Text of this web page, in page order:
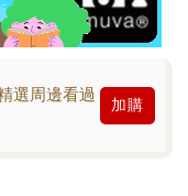
選周邊看過
加購